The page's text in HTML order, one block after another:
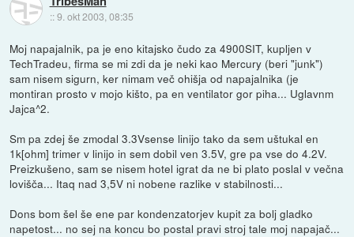
::9. okt 2003, 08:35
Moj napajalnik, pa je eno kitajsko čudo za 4900SIT, kupljen v
TechTradeu, firma se mi zdi da je neki kao Mercury (beri "junk")
sam nisem sigurn, ker nimam več ohišja od napajalnika (je
montiran prosto v mojo kišto, pa en ventilator gor piha... Uglavnm
Jajca^2.
Sm pa zdej še zmodal 3.3Vsense linijo tako da sem uštukal en
1k[ohm] trimer v linijo in sem dobil ven 3.5V, gre pa vse do 4.2V.
Preizkušeno, sam se nisem hotel igrat da ne bi plato poslal v večna
lovišča... Itaq nad 3,5V ni nobene razlike v stabilnosti...
Dons bom šel še ene par kondenzatorjev kupit za bolj gladko
napetost... no sej na koncu bo postal pravi stroj tale moj napajač...